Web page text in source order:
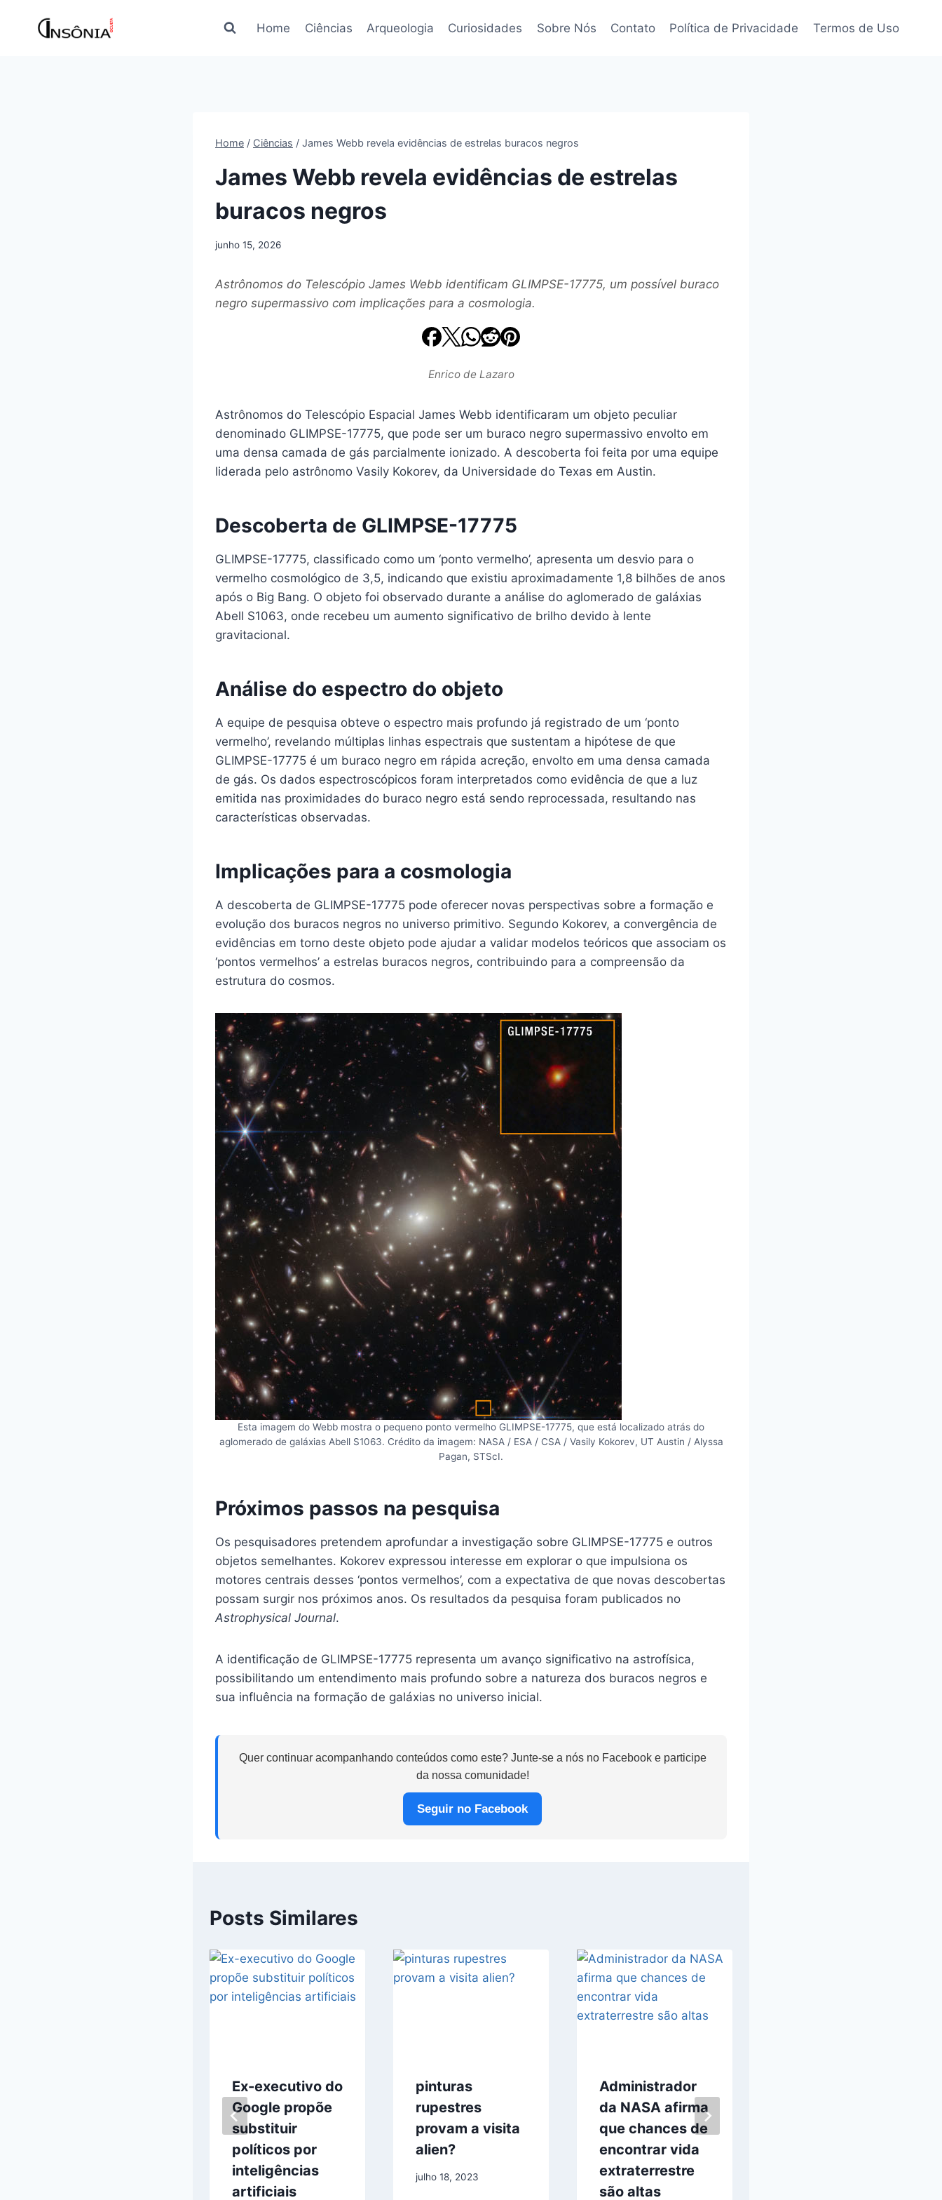
Home Ciências Arqueologia Curiosidades Sobre Nós Contato Política de Privacidade Termos de Uso
Home / Ciências / James Webb revela evidências de estrelas buracos negros
James Webb revela evidências de estrelas
buracos negros
junho 15, 2026
Astrônomos do Telescópio James Webb identificam GLIMPSE-17775, um possível buraco
negro supermassivo com implicações para a cosmologia.
Enrico de Lazaro
Astrônomos do Telescópio Espacial James Webb identificaram um objeto peculiar
denominado GLIMPSE-17775, que pode ser um buraco negro supermassivo envolto em
uma densa camada de gás parcialmente ionizado. A descoberta foi feita por uma equipe
liderada pelo astrônomo Vasily Kokorev, da Universidade do Texas em Austin.
Descoberta de GLIMPSE-17775
GLIMPSE-17775, classificado como um ‘ponto vermelho’, apresenta um desvio para o
vermelho cosmológico de 3,5, indicando que existiu aproximadamente 1,8 bilhões de anos
após o Big Bang. O objeto foi observado durante a análise do aglomerado de galáxias
Abell S1063, onde recebeu um aumento significativo de brilho devido à lente
gravitacional.
Análise do espectro do objeto
A equipe de pesquisa obteve o espectro mais profundo já registrado de um ‘ponto
vermelho’, revelando múltiplas linhas espectrais que sustentam a hipótese de que
GLIMPSE-17775 é um buraco negro em rápida acreção, envolto em uma densa camada
de gás. Os dados espectroscópicos foram interpretados como evidência de que a luz
emitida nas proximidades do buraco negro está sendo reprocessada, resultando nas
características observadas.
Implicações para a cosmologia
A descoberta de GLIMPSE-17775 pode oferecer novas perspectivas sobre a formação e
evolução dos buracos negros no universo primitivo. Segundo Kokorev, a convergência de
evidências em torno deste objeto pode ajudar a validar modelos teóricos que associam os
‘pontos vermelhos’ a estrelas buracos negros, contribuindo para a compreensão da
estrutura do cosmos.
Esta imagem do Webb mostra o pequeno ponto vermelho GLIMPSE-17775, que está localizado atrás do
aglomerado de galáxias Abell S1063. Crédito da imagem: NASA / ESA / CSA / Vasily Kokorev, UT Austin / Alyssa
Pagan, STScI.
Próximos passos na pesquisa
Os pesquisadores pretendem aprofundar a investigação sobre GLIMPSE-17775 e outros
objetos semelhantes. Kokorev expressou interesse em explorar o que impulsiona os
motores centrais desses ‘pontos vermelhos’, com a expectativa de que novas descobertas
possam surgir nos próximos anos. Os resultados da pesquisa foram publicados no
Astrophysical Journal.
A identificação de GLIMPSE-17775 representa um avanço significativo na astrofísica,
possibilitando um entendimento mais profundo sobre a natureza dos buracos negros e
sua influência na formação de galáxias no universo inicial.
Quer continuar acompanhando conteúdos como este? Junte-se a nós no Facebook e participe
da nossa comunidade!
Seguir no Facebook
Posts Similares
Ex-executivo do
Google propõe
substituir
políticos por
inteligências
artificiais
pinturas
rupestres
provam a visita
alien?
julho 18, 2023
Administrador
da NASA afirma
que chances de
encontrar vida
extraterrestre
são altas